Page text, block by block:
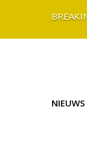
NIEUWS